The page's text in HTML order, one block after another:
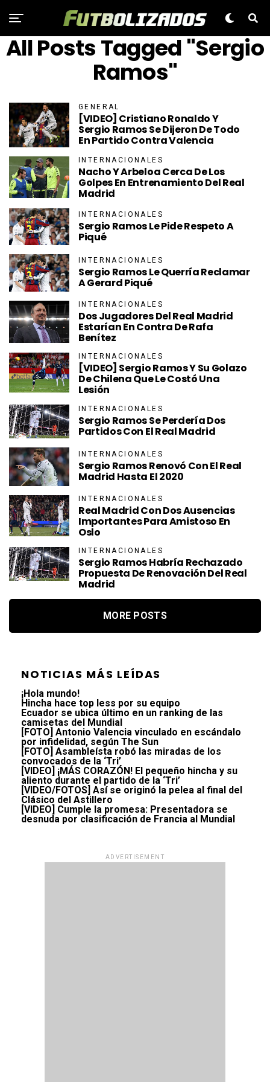
All Posts Tagged "Sergio
Ramos"
GENERAL
[VIDEO] Cristiano Ronaldo Y
Sergio Ramos Se Dijeron De Todo
En Partido Contra Valencia
INTERNACIONALES
Nacho Y Arbeloa Cerca De Los
Golpes En Entrenamiento Del Real
Madrid
INTERNACIONALES
Sergio Ramos Le Pide Respeto A
Piqué
INTERNACIONALES
Sergio Ramos Le Querría Reclamar
A Gerard Piqué
INTERNACIONALES
Dos Jugadores Del Real Madrid
Estarían En Contra De Rafa
Benítez
INTERNACIONALES
[VIDEO] Sergio Ramos Y Su Golazo
De Chilena Que Le Costó Una
Lesión
INTERNACIONALES
Sergio Ramos Se Perdería Dos
Partidos Con El Real Madrid
INTERNACIONALES
Sergio Ramos Renovó Con El Real
Madrid Hasta El 2020
INTERNACIONALES
Real Madrid Con Dos Ausencias
Importantes Para Amistoso En
Oslo
INTERNACIONALES
Sergio Ramos Habría Rechazado
Propuesta De Renovación Del Real
Madrid
MORE POSTS
NOTICIAS MÁS LEÍDAS
¡Hola mundo!
Hincha hace top less por su equipo
Ecuador se ubica último en un ranking de las
camisetas del Mundial
[FOTO] Antonio Valencia vinculado en escándalo
por infidelidad, según The Sun
[FOTO] Asambleísta robó las miradas de los
convocados de la ‘Tri’
[VIDEO] ¡MÁS CORAZÓN! El pequeño hincha y su
aliento durante el partido de la ‘Tri’
[VIDEO/FOTOS] Así se originó la pelea al final del
Clásico del Astillero
[VIDEO] Cumple la promesa: Presentadora se
desnuda por clasificación de Francia al Mundial
ADVERTISEMENT